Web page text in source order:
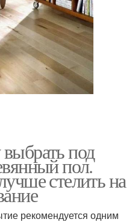
под
пол.
стелить на
рекомендуется одним